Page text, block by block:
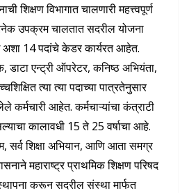
शिक्षण विभागात चालणारी महत्त्वपूर्ण
उपक्रम चालतात सदरील योजना
अशा 14 पदांचे केडर कार्यरत आहेत.
डाटा एन्ट्री ऑपरेटर, कनिष्ठ अभियंता,
त्या त्या पदाच्या पात्रतेनुसार
कर्मचारी आहेत. कर्मचाऱ्यांचा कंत्राटी
कालावधी 15 ते 25 वर्षाचा आहे.
सर्व शिक्षा अभियान, आणि आता समग्र
महाराष्ट्र प्राथमिक शिक्षण परिषद
करून सदरील संस्था मार्फत